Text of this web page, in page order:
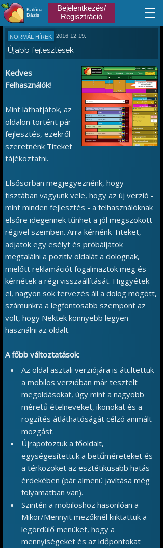
Kalória
Bázis
Bejelentkezés/
Regisztráció
NORMÁL HÍREK 2016-12-19.
Újabb fejlesztések
Kedves
Felhasználók!
Mint láthatjátok, az
oldalon történt pár
fejlesztés, ezekről
szeretnénk Titeket
tájékoztatni.
Elsősorban megjegyeznénk, hogy
tisztában vagyunk vele, hogy az új verzió -
mint minden fejlesztés - a felhasználóknak
elsőre idegennek tűnhet a jól megszokott
régivel szemben. Arra kérnénk Titeket,
adjatok egy esélyt és próbáljátok
megtalálni a pozitív oldalát a dolognak,
mielőtt reklamációt fogalmaztok meg és
kérnétek a régi visszaállítását. Higgyétek
el, nagyon sok tervezés áll a dolog mögött,
számunkra a legfontosabb szempont az
volt, hogy Nektek könnyebb legyen
használni az oldalt.
A főbb változtatások:
Az oldal asztali verziójára is átültettük
a mobilos verzióban már tesztelt
megoldásokat, úgy mint a nagyobb
méretű ételneveket, ikonokat és a
rögzítés átláthatóságát célzó animált
mozgást.
Újrapofoztuk a főoldalt,
egységesítettük a betűméreteket és
a térközöket az esztétikusabb hatás
érdekében (pár almenü javítása még
folyamatban van).
Szintén a mobiloshoz hasonlóan a
Mikor/Mennyit mezőknél kiiktattuk a
legördülő menüket, hogy a
mennyiségeket és az időpontokat